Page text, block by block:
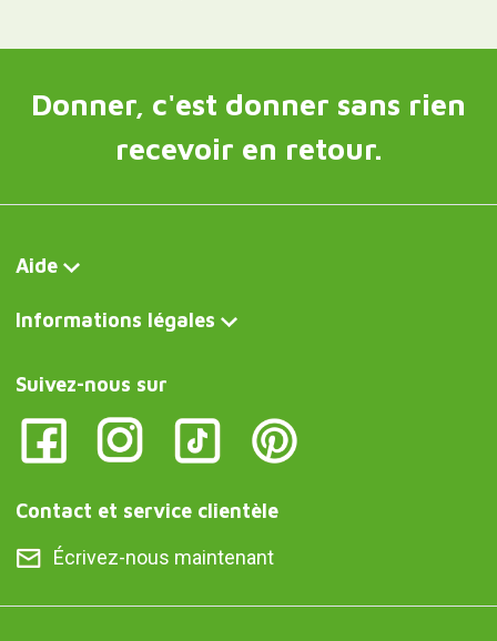
Donner, c'est donner sans rien
recevoir en retour.
Aide
Informations légales
Suivez-nous sur
Contact et service clientèle
Écrivez-nous maintenant